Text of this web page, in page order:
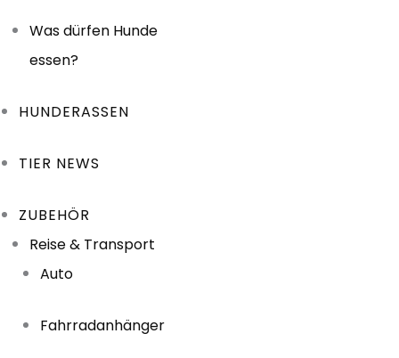
Was dürfen Hunde
essen?
HUNDERASSEN
TIER NEWS
ZUBEHÖR
Reise & Transport
Auto
Fahrradanhänger